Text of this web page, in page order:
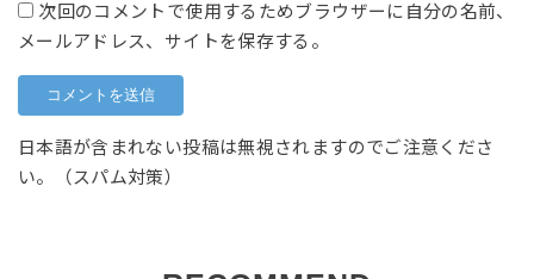
次回のコメントで使用するためブラウザーに自分の名前、
メールアドレス、サイトを保存する。
日本語が含まれない投稿は無視されますのでご注意くださ
い。（スパム対策）